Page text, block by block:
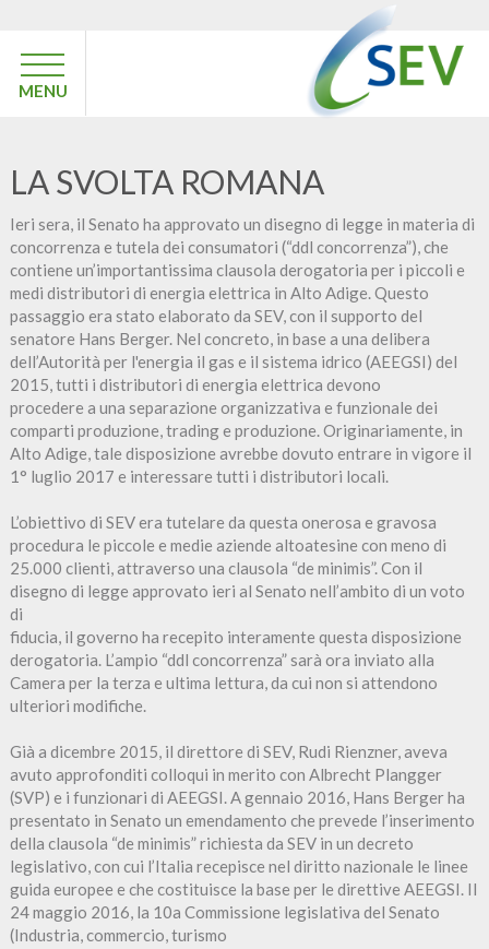
MENU
LA SVOLTA ROMANA
Ieri sera, il Senato ha approvato un disegno di legge in materia di
concorrenza e tutela dei consumatori (“ddl concorrenza”), che
contiene un’importantissima clausola derogatoria per i piccoli e
medi distributori di energia elettrica in Alto Adige. Questo
passaggio era stato elaborato da SEV, con il supporto del
senatore Hans Berger. Nel concreto, in base a una delibera
dell’Autorità per l'energia il gas e il sistema idrico (AEEGSI) del
2015, tutti i distributori di energia elettrica devono
procedere a una separazione organizzativa e funzionale dei
comparti produzione, trading e produzione. Originariamente, in
Alto Adige, tale disposizione avrebbe dovuto entrare in vigore il
1° luglio 2017 e interessare tutti i distributori locali.
L’obiettivo di SEV era tutelare da questa onerosa e gravosa
procedura le piccole e medie aziende altoatesine con meno di
25.000 clienti, attraverso una clausola “de minimis”. Con il
disegno di legge approvato ieri al Senato nell’ambito di un voto
di
fiducia, il governo ha recepito interamente questa disposizione
derogatoria. L’ampio “ddl concorrenza” sarà ora inviato alla
Camera per la terza e ultima lettura, da cui non si attendono
ulteriori modifiche.
Già a dicembre 2015, il direttore di SEV, Rudi Rienzner, aveva
avuto approfonditi colloqui in merito con Albrecht Plangger
(SVP) e i funzionari di AEEGSI. A gennaio 2016, Hans Berger ha
presentato in Senato un emendamento che prevede l’inserimento
della clausola “de minimis” richiesta da SEV in un decreto
legislativo, con cui l’Italia recepisce nel diritto nazionale le linee
guida europee e che costituisce la base per le direttive AEEGSI. Il
24 maggio 2016, la 10a Commissione legislativa del Senato
(Industria, commercio, turismo